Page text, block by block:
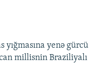
yığmasına yenə gürcü
millisnin Braziliyalı